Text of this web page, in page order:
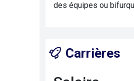
des équipes ou
Carrières